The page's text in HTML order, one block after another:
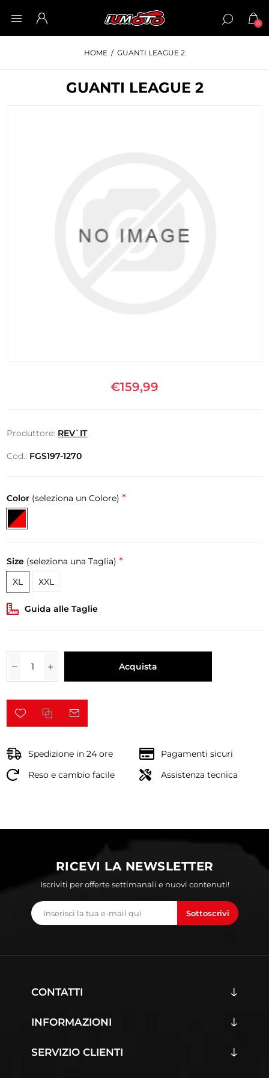
0
HOME / GUANTI LEAGUE 2
GUANTI LEAGUE 2
€159,99
Produttore: REV`IT
Cod.: FGS197-1270
Color (seleziona un Colore) *
Size (seleziona una Taglia) *
XL XXL
Guida alle Taglie
Acquista
Spedizione in 24 ore
Pagamenti sicuri
Reso e cambio facile
Assistenza tecnica
RICEVI LA NEWSLETTER
Iscriviti per offerte settimanali e nuovi contenuti!
Sottoscrivi
CONTATTI
INFORMAZIONI
SERVIZIO CLIENTI